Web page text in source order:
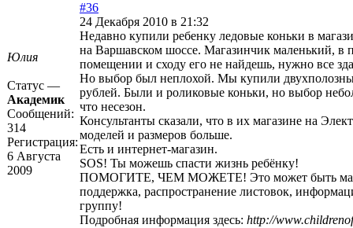
Юлия
Статус —
Академик
Сообщений:
314
Регистрация:
6 Августа
2009
#36
24 Декабря 2010 в 21:32
Недавно купили ребенку ледовые коньки в
на Варшавском шоссе. Магазинчик маленький, в
помещении и сходу его не найдешь, нужно все
Но выбор был неплохой. Мы купили
рублей. Были и роликовые коньки, но выбор
что несезон.
Консультанты сказали, что в их магазине на
моделей и размеров больше.
Есть и интернет-магазин.
SOS! Ты можешь спасти жизнь ребёнку!
ПОМОГИТЕ, ЧЕМ МОЖЕТЕ! Это может быть
поддержка, распространение листовок,
группу!
Подробная информация здесь: http://